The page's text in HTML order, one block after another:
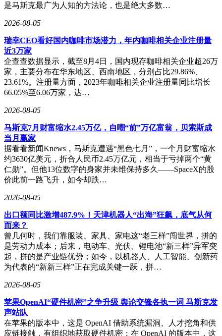
是马斯克最广为人知的方法论，也是绝大多数…
2026-08-05
瑞幸CEO看好国内咖啡市场潜力，年内咖啡相关企业注册量
近3万家
企查查数据显示，截至8月4日，国内现存咖啡相关企业超26万
家，主要分布在华东地区、西南地区，分别占比29.86%、
23.61%。注册量方面，2023年咖啡相关企业注册量同比增长
66.05%至6.06万家，达…
2026-08-05
马斯克7月财富缩水2.45万亿，自嘲“前”万亿富翁，贝索斯成
当月赢家
据看看新闻Knews，马斯克遭遇“黑色七月”，一个月财富缩水
约3630亿美元，折合人民币2.45万亿元，相当于亏掉两个“黄
仁勋”。但他13位数字的身家并未维保持多久——SpaceX的股
价此前一路飞升，如今却跌…
2026-08-05
出口额同比激增487.9%！天津机器人“出海”狂飙，底气从何
而来？
曾几何时，我们靠服装、家具、家电这“老三样”闯世界，拼的
是劳动力成本；后来，电动车、光伏、锂电池“新三样”异军突
起，拼的是产业链优势；如今，以机器人、人工智能、创新药
为代表的“新新三样”正在完成关键一跃，拼…
2026-08-05
苹果OpenAI“硬件机密”之争升级 舆论交锋各执一词 马斯克发
声站队
在苹果的版本中，这是 OpenAI 借助系统漏洞、人才挖角和供
应链接触，有组织地获取硬件机密；在 OpenAI 的版本中，这